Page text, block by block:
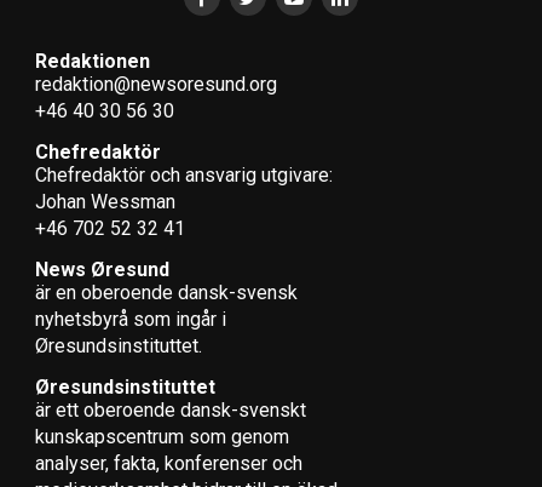
Redaktionen
redaktion@newsoresund.org
+46 40 30 56 30
Chefredaktör
Chefredaktör och ansvarig utgivare:
Johan Wessman
+46 702 52 32 41
News Øresund
är en oberoende dansk-svensk
nyhets­byrå som ingår i
Øresundsinstituttet.
Øresundsinstituttet
är ett oberoende dansk-svenskt
kunskapscentrum som genom
analyser, fakta, konferenser och